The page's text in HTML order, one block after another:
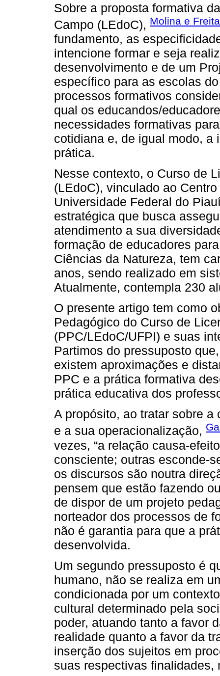
Sobre a proposta formativa
Campo (LEdoC), Molina e
fundamento, as
intencione formar e seja
desenvolvimento e de um
específico para as escolas
processos formativos
qual os educandos/
necessidades formativas
cotidiana e, de igual modo, a
prática.
Nesse contexto, o Curso de
(LEdoC), vinculado ao
Universidade Federal do
estratégica que busca
atendimento a sua
formação de educadores
Ciências da Natureza, tem
anos, sendo realizado em
Atualmente, contempla 230
O presente artigo tem como
Pedagógico do Curso de
(PPC/LEdoC/UFPI) e suas
Partimos do pressuposto
existem aproximações e
PPC e a prática formativa
prática educativa dos
A propósito, ao tratar sobre
e a sua operacionalização,
vezes, “a relação causa-
consciente; outras esconde-
os discursos são noutra
pensem que estão fazendo
de dispor de um projeto
norteador dos processos de
não é garantia para que a
desenvolvida.
Um segundo pressuposto é
humano, não se realiza em
condicionada por um
cultural determinado pela
poder, atuando tanto a favor
realidade quanto a favor da
inserção dos sujeitos em
suas respectivas finalidades,